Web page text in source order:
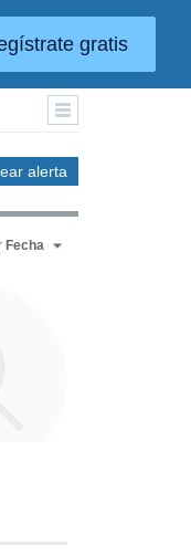
gratis
alerta
Fecha